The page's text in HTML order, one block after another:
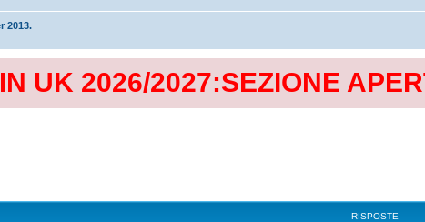
2013.
UK 2026/2027:SEZIONE
RISPOSTE